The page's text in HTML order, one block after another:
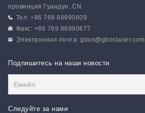
провинция Гуандун. CN
Тел: +86 769 88990609
Факс: +86 769 88990677
Электронная почта:gbos@gboslaser.com
Подпишитесь на наши новости
Следуйте за нами